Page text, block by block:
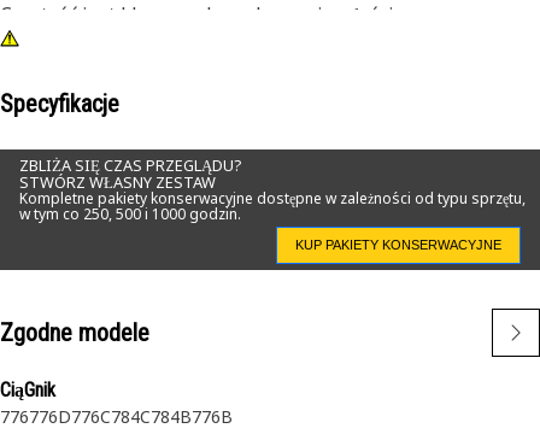
Czystość jest kluczem do zachowania właściwego
smarowania wrażliwego układu hydraulicznego.
Specyfikacje
ZBLIŻA SIĘ CZAS PRZEGLĄDU?
STWÓRZ WŁASNY ZESTAW
Kompletne pakiety konserwacyjne dostępne w zależności od typu sprzętu,
w tym co 250, 500 i 1000 godzin.
KUP PAKIETY KONSERWACYJNE
Zgodne modele
CiąGnik
776776D776C784C784B776B